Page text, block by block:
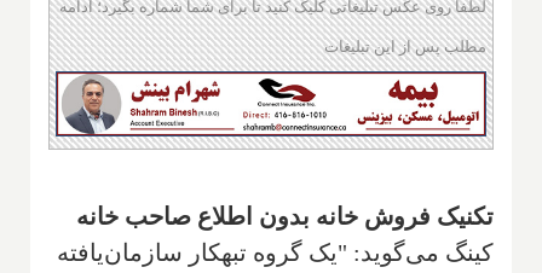
لطفا روی عکس تبلیغاتی کلیک کنید تا برای شما شماره بگیرد؛ ادامه
مطلب پس از این تبلیغات
تکنیک فروش خانه بدون اطلاع صاحب خانه
کینگ می‌گوید: "یک گروه تبهکار سازمان‌یافته